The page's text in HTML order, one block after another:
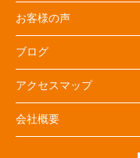
お客様の声
ブログ
アクセスマップ
会社概要